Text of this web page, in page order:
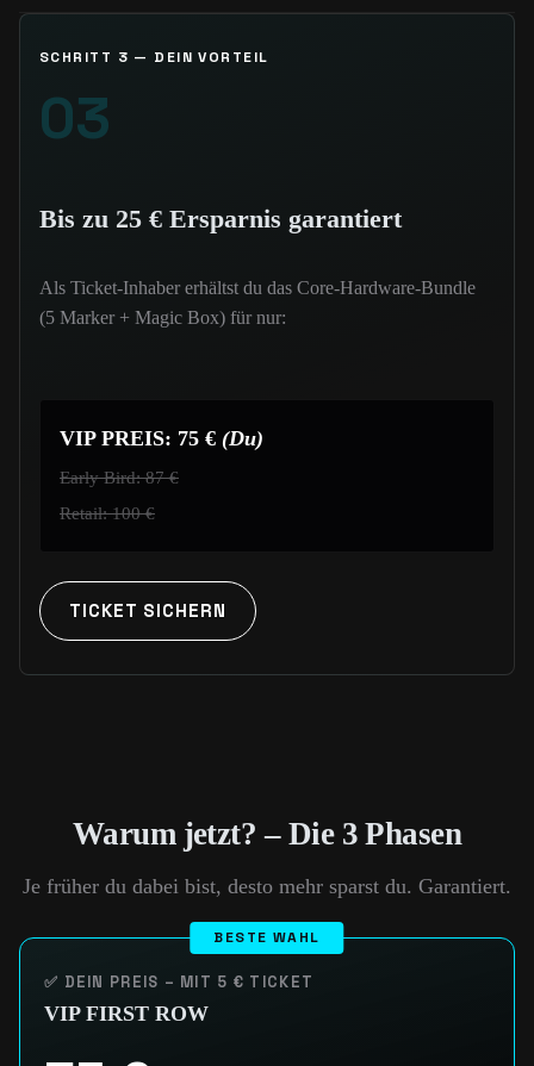
SCHRITT 3 — DEIN VORTEIL
03
Bis zu 25 € Ersparnis garantiert
Als Ticket-Inhaber erhältst du das Core-Hardware-Bundle
(5 Marker + Magic Box) für nur:
VIP PREIS: 75 € (Du)
Early Bird: 87 €
Retail: 100 €
TICKET SICHERN
Warum jetzt? – Die 3 Phasen
Je früher du dabei bist, desto mehr sparst du. Garantiert.
✅ DEIN PREIS – MIT 5 € TICKET
VIP FIRST ROW